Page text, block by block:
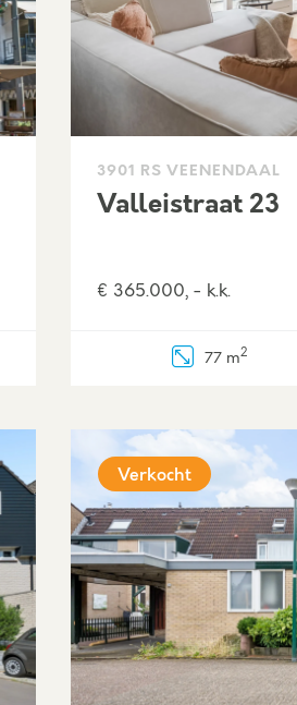
3901 RS VEENENDAAL
Valleistraat 23
€ 365.000, - k.k.
77 m2
Verkocht